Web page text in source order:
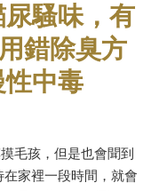
騷味，有
錯除臭方
中毒
毛孩，但是也會聞到
家裡一段時間，就會